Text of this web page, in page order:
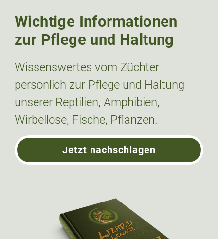
Wichtige Informationen
zur Pflege und Haltung
Wissenswertes vom Züchter
personlich zur Pflege und Haltung
unserer Reptilien, Amphibien,
Wirbellose, Fische, Pflanzen.
Jetzt nachschlagen